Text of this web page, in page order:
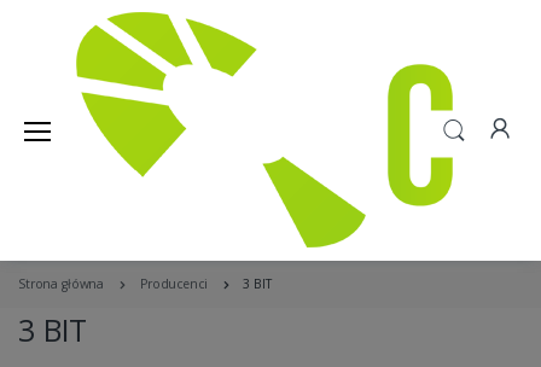
Strona główna Producenci 3 BIT
3 BIT